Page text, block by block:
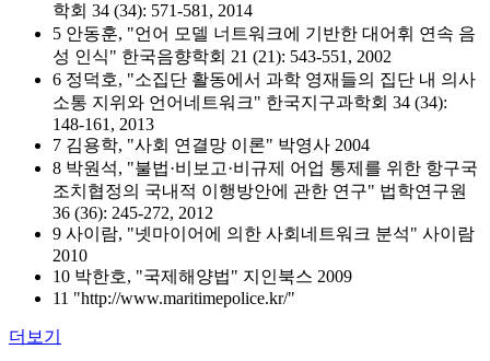
학회 34 (34): 571-581, 2014
5 안동훈, "언어 모델 너트워크에 기반한 대어휘 연속 음
성 인식" 한국음향학회 21 (21): 543-551, 2002
6 정덕호, "소집단 활동에서 과학 영재들의 집단 내 의사
소통 지위와 언어네트워크" 한국지구과학회 34 (34):
148-161, 2013
7 김용학, "사회 연결망 이론" 박영사 2004
8 박원석, "불법·비보고·비규제 어업 통제를 위한 항구국
조치협정의 국내적 이행방안에 관한 연구" 법학연구원
36 (36): 245-272, 2012
9 사이람, "넷마이어에 의한 사회네트워크 분석" 사이람
2010
10 박한호, "국제해양법" 지인북스 2009
11 "http://www.maritimepolice.kr/"
더보기